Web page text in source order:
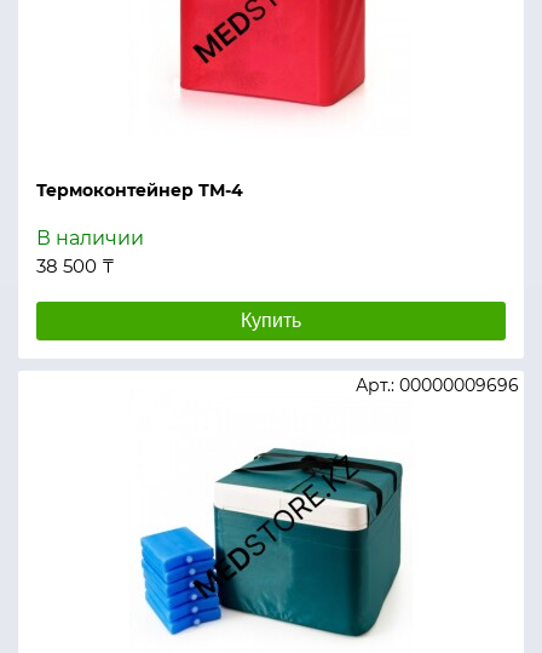
Термоконтейнер ТМ-4
В наличии
38 500 ₸
Купить
Арт.: 00000009696